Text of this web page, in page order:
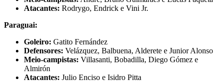
Atacantes: Rodrygo, Endrick e Vini Jr.
Paraguai:
Goleiro: Gatito Fernández
Defensores: Velázquez, Balbuena, Alderete e Junior Alonso
Meio-campistas: Villasanti, Bobadilla, Diego Gómez e
Almirón
Atacantes: Julio Enciso e Isidro Pitta